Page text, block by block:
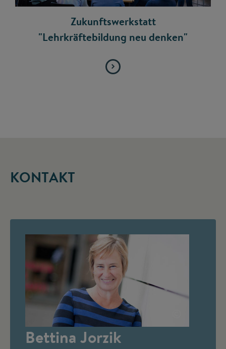
Zukunftswerkstatt
"Lehrkräftebildung neu denken"
KONTAKT
Bettina Jorzik